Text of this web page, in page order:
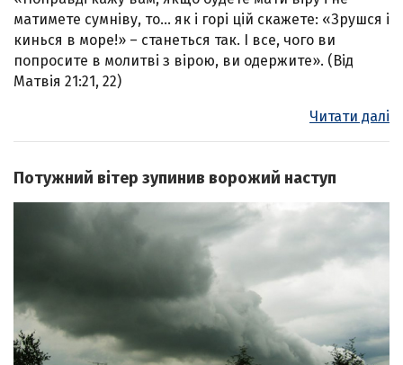
матимете сумніву, то… як і горі цій скажете: «Зрушся і
кинься в море!» – станеться так. І все, чого ви
попросите в молитві з вірою, ви одержите». (Від
Матвія 21:21, 22)
Читати далі
Потужний вітер зупинив ворожий наступ